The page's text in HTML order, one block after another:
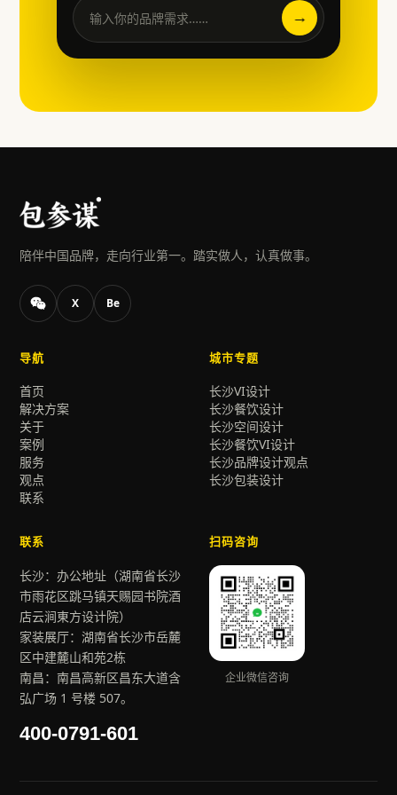
输入你的品牌需求…… →
陪伴中国品牌，走向行业第一。踏实做人，认真做事。
X Be
导航
首页
解决方案
关于
案例
服务
观点
联系
城市专题
长沙VI设计
长沙餐饮设计
长沙空间设计
长沙餐饮VI设计
长沙品牌设计观点
长沙包装设计
联系
长沙：办公地址（湖南省长沙
市雨花区跳马镇天赐园书院酒
店云涧東方设计院）
家装展厅：湖南省长沙市岳麓
区中建麓山和苑2栋
南昌：南昌高新区昌东大道含
弘广场 1 号楼 507。
400-0791-601
扫码咨询
企业微信咨询